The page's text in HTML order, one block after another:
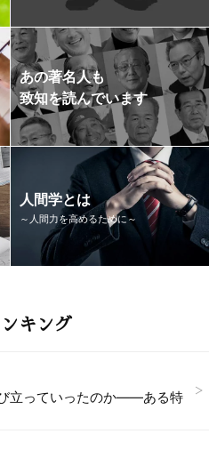
あの著名人も
致知を読んでいます
人間学とは
～人間力を高めるために～
キング
立っていったのか——ある特